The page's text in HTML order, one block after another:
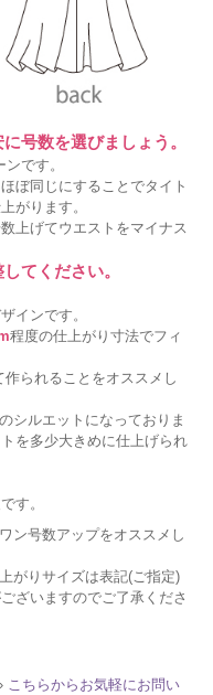
号数を選びましょう。
です。
ぼ同じにすることでタイト
がります。
上げてウエストをマイナス
てください。
インです。
程度の仕上がり寸法でフィ
られることをオススメし
シルエットになっておりま
を多少大きめに仕上げられ
す。
ン号数アップをオススメし
がりサイズは表記(ご指定)
ざいますのでご了承くださ
こちらからお気軽にお問い